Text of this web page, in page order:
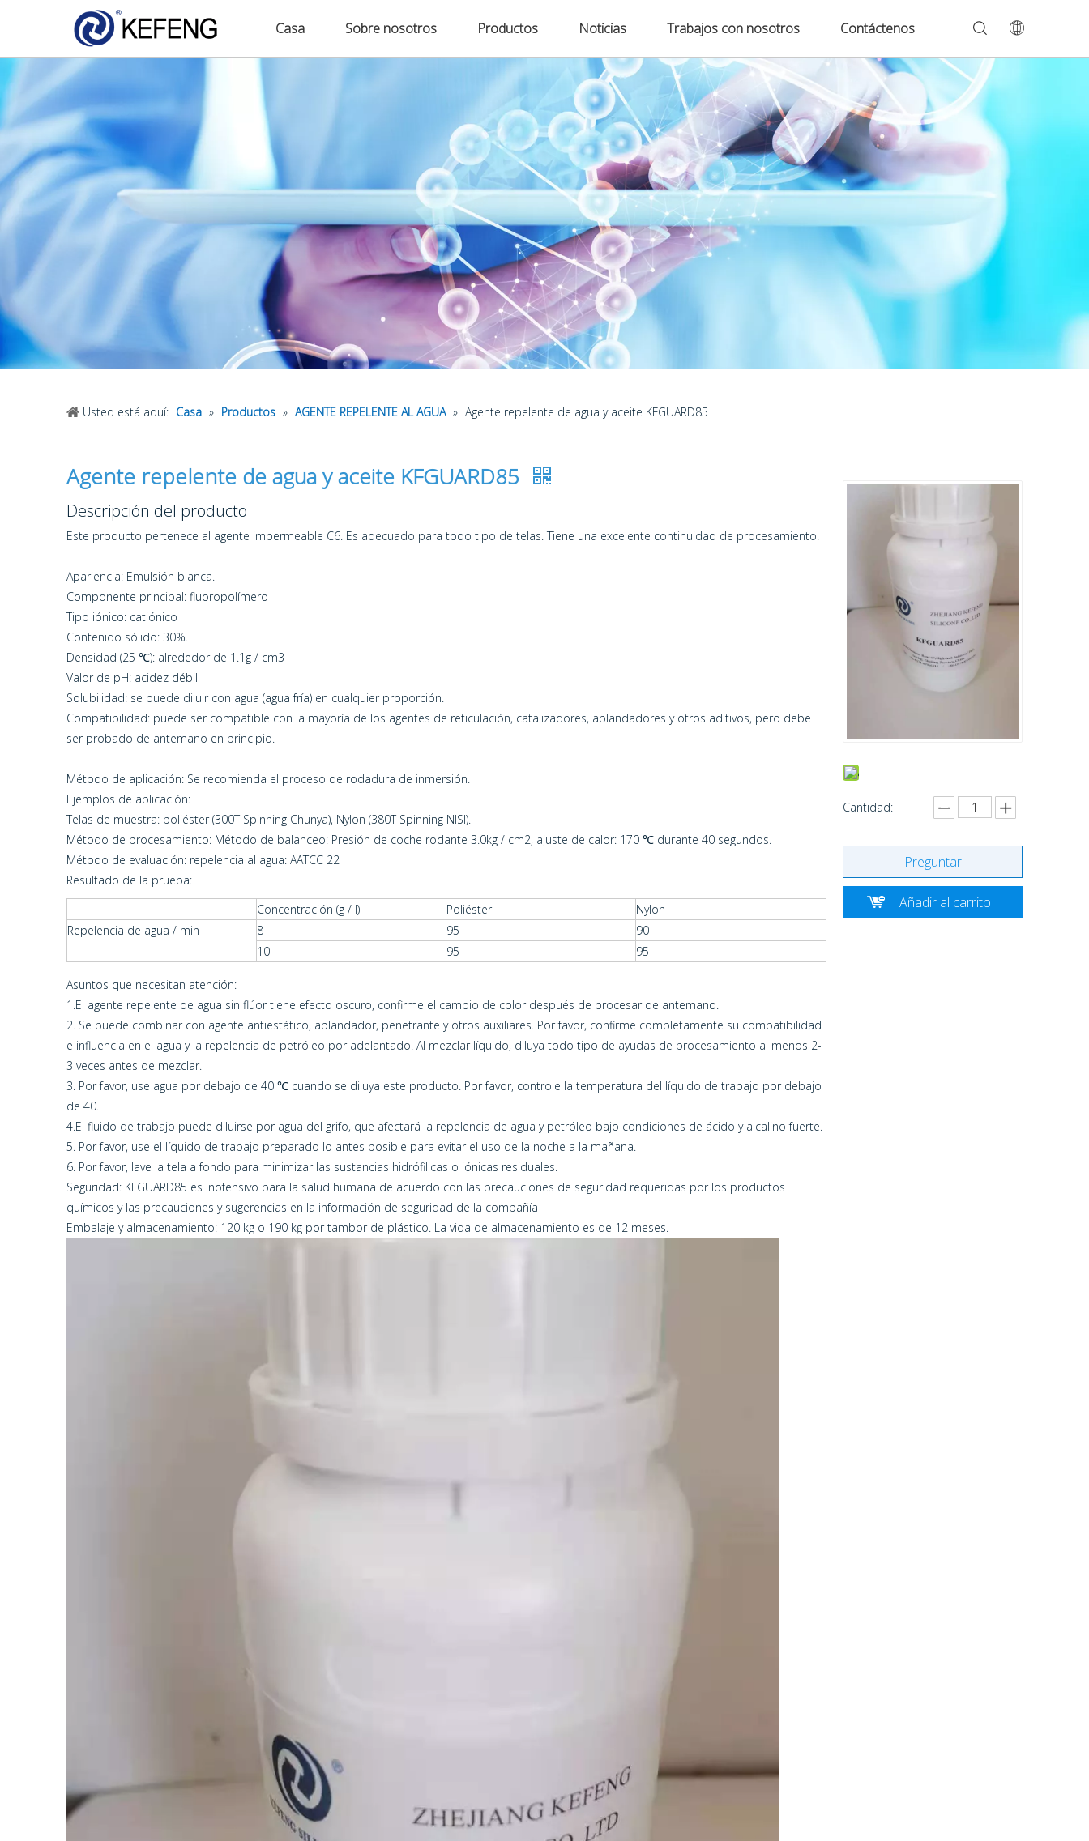
Casa Sobre nosotros Productos Noticias Trabajos con nosotros Contáctenos
Usted está aquí: Casa » Productos » AGENTE REPELENTE AL AGUA » Agente repelente de agua y aceite KFGUARD85
Cantidad:
Preguntar
Añadir al carrito
Agente repelente de agua y aceite KFGUARD85
Descripción del producto
Este producto pertenece al agente impermeable C6. Es adecuado para todo tipo de telas. Tiene una excelente continuidad de procesamiento.
Apariencia: Emulsión blanca.
Componente principal: fluoropolímero
Tipo iónico: catiónico
Contenido sólido: 30%.
Densidad (25 ℃): alrededor de 1.1g / cm3
Valor de pH: acidez débil
Solubilidad: se puede diluir con agua (agua fría) en cualquier proporción.
Compatibilidad: puede ser compatible con la mayoría de los agentes de reticulación, catalizadores, ablandadores y otros aditivos, pero debe
ser probado de antemano en principio.
Método de aplicación: Se recomienda el proceso de rodadura de inmersión.
Ejemplos de aplicación:
Telas de muestra: poliéster (300T Spinning Chunya), Nylon (380T Spinning NISI).
Método de procesamiento: Método de balanceo: Presión de coche rodante 3.0kg / cm2, ajuste de calor: 170 ℃ durante 40 segundos.
Método de evaluación: repelencia al agua: AATCC 22
Resultado de la prueba:
Concentración (g / l)
Poliéster
Nylon
Repelencia de agua / min
8 95
90
10
95 95
Asuntos que necesitan atención:
1.El agente repelente de agua sin flúor tiene efecto oscuro, confirme el cambio de color después de procesar de antemano.
2. Se puede combinar con agente antiestático, ablandador, penetrante y otros auxiliares. Por favor, confirme completamente su compatibilidad
e influencia en el agua y la repelencia de petróleo por adelantado. Al mezclar líquido, diluya todo tipo de ayudas de procesamiento al menos 2-
3 veces antes de mezclar.
3. Por favor, use agua por debajo de 40 ℃ cuando se diluya este producto. Por favor, controle la temperatura del líquido de trabajo por debajo
de 40.
4.El fluido de trabajo puede diluirse por agua del grifo, que afectará la repelencia de agua y petróleo bajo condiciones de ácido y alcalino fuerte.
5. Por favor, use el líquido de trabajo preparado lo antes posible para evitar el uso de la noche a la mañana.
6. Por favor, lave la tela a fondo para minimizar las sustancias hidrófilicas o iónicas residuales.
Seguridad: KFGUARD85 es inofensivo para la salud humana de acuerdo con las precauciones de seguridad requeridas por los productos
químicos y las precauciones y sugerencias en la información de seguridad de la compañía
Embalaje y almacenamiento: 120 kg o 190 kg por tambor de plástico. La vida de almacenamiento es de 12 meses.